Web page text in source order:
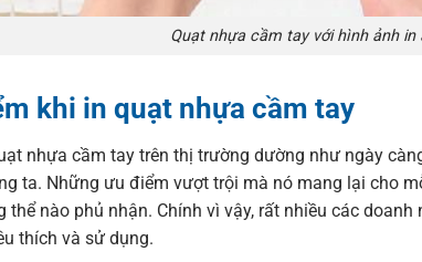
Quạt nhựa cầm tay với hình ảnh in
khi in quạt nhựa cầm tay
nhựa cầm tay trên thị trường dường như ngày
ta. Những ưu điểm vượt trội mà nó mang lại cho
thể nào phủ nhận. Chính vì vậy, rất nhiều các
thích và sử dụng.